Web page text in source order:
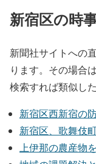
新宿区の時
新聞社サイトへの
ります。その場合
検索すれば類似し
新宿区西新宿の
新宿区、歌舞伎
上伊那の農産物